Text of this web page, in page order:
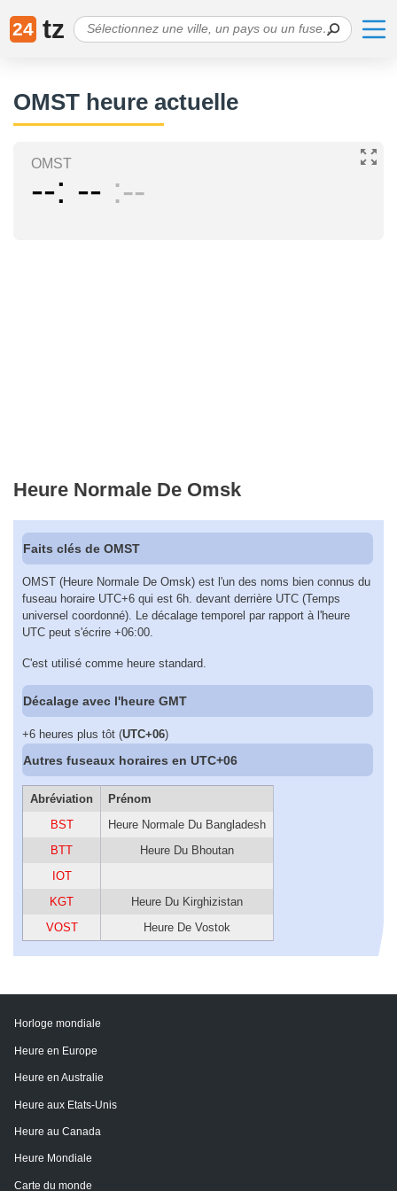
24 tz
OMST heure actuelle
OMST
-- -- --
Heure Normale De Omsk
Faits clés de OMST
OMST (Heure Normale De Omsk) est l'un des noms bien connus du
fuseau horaire UTC+6 qui est 6h. devant derrière UTC (Temps
universel coordonné). Le décalage temporel par rapport à l'heure
UTC peut s'écrire +06:00.
C'est utilisé comme heure standard.
Décalage avec l'heure GMT
+6 heures plus tôt (UTC+06)
Autres fuseaux horaires en UTC+06
Abréviation
Prénom
BST
Heure Normale Du Bangladesh
BTT
Heure Du Bhoutan
IOT
KGT
Heure Du Kirghizistan
VOST
Heure De Vostok
Horloge mondiale
Heure en Europe
Heure en Australie
Heure aux Etats-Unis
Heure au Canada
Heure Mondiale
Carte du monde